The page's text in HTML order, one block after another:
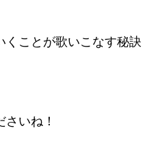
ことが歌いこなす秘訣
いね！